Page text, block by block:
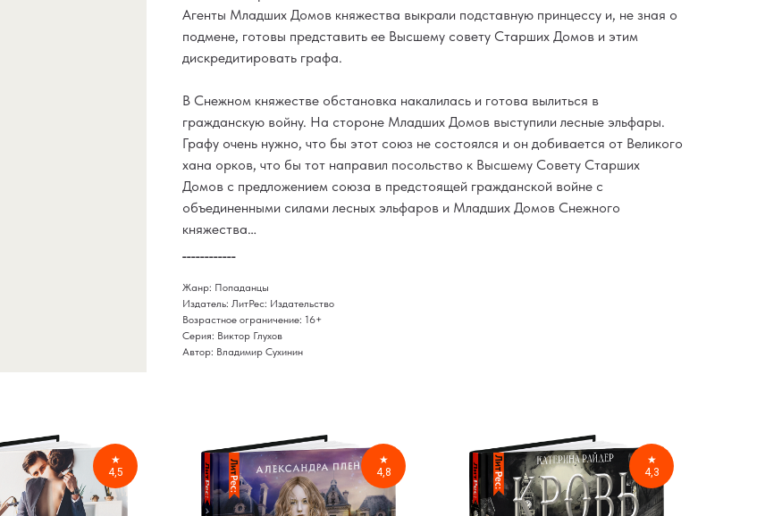
Агенты Младших Домов княжества выкрали подставную принцессу и, не зная о
подмене, готовы представить ее Высшему совету Старших Домов и этим
дискредитировать графа.
В Снежном княжестве обстановка накалилась и готова вылиться в
гражданскую войну. На стороне Младших Домов выступили лесные эльфары.
Графу очень нужно, что бы этот союз не состоялся и он добивается от Великого
хана орков, что бы тот направил посольство к Высшему Совету Старших
Домов с предложением союза в предстоящей гражданской войне с
объединенными силами лесных эльфаров и Младших Домов Снежного
княжества…
Жанр: Попаданцы
Издатель: ЛитРес: Издательство
Возрастное ограничение: 16+
Серия: Виктор Глухов
Автор: Владимир Сухинин
★
4,5
★
4,8
★
4,3